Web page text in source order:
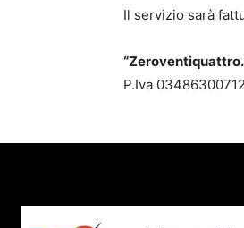
Il servizio sarà
P.Iva